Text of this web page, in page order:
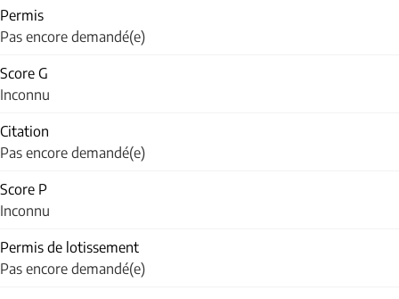
Permis
Pas encore demandé(e)
Score G
Inconnu
Citation
Pas encore demandé(e)
Score P
Inconnu
Permis de lotissement
Pas encore demandé(e)